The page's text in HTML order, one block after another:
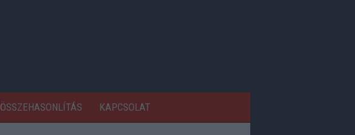
ÖSSZEHASONLÍTÁS KAPCSOLAT